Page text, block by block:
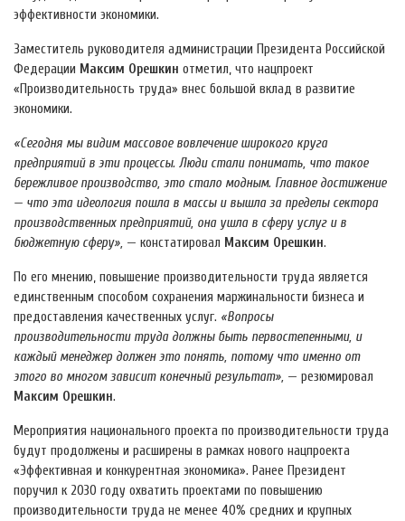
эффективности экономики.
Заместитель руководителя администрации Президента Российской
Федерации Максим Орешкин отметил, что нацпроект
«Производительность труда» внес большой вклад в развитие
экономики.
«Сегодня мы видим массовое вовлечение широкого круга
предприятий в эти процессы. Люди стали понимать, что такое
бережливое производство, это стало модным. Главное достижение
— что эта идеология пошла в массы и вышла за пределы сектора
производственных предприятий, она ушла в сферу услуг и в
бюджетную сферу», — констатировал Максим Орешкин.
По его мнению, повышение производительности труда является
единственным способом сохранения маржинальности бизнеса и
предоставления качественных услуг. «Вопросы
производительности труда должны быть первостепенными, и
каждый менеджер должен это понять, потому что именно от
этого во многом зависит конечный результат», — резюмировал
Максим Орешкин.
Мероприятия национального проекта по производительности труда
будут продолжены и расширены в рамках нового нацпроекта
«Эффективная и конкурентная экономика». Ранее Президент
поручил к 2030 году охватить проектами по повышению
производительности труда не менее 40% средних и крупных